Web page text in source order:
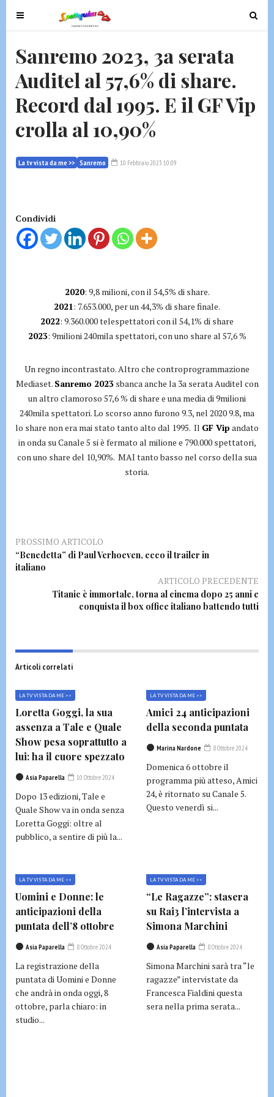
T
o
g
e
n
v
g
o
n
T
o
n
a
Sanremo 2023, 3a serata
Auditel al 57,6% di share.
Record dal 1995. E il GF Vip
crolla al 10,90%
La tv vista da me >> Sanremo 10 Febbraio 2023 10:09
Condividi
2020: 9,8 milioni, con il 54,5% di share.
2021: 7.653.000, per un 44,3% di share finale.
2022: 9.360.000 telespettatori con il 54,1% di share
2023: 9milioni 240mila spettatori, con uno share al 57,6 %
Un regno incontrastato. Altro che controprogrammazione
Mediaset. Sanremo 2023sbanca anche la 3a serata Auditel con
un altro clamoroso 57,6 % di share e una media di 9milioni
240mila spettatori. Lo scorso anno furono 9.3, nel 2020 9.8, ma
lo share non era mai stato tanto alto dal 1995. Il GF Vip andato
in onda su Canale 5 si è fermato al milione e 790.000 spettatori,
con uno share del 10,90%. MAI tanto basso nel corso della sua
storia.
PROSSIMO ARTICOLO
“Benedetta” di Paul Verhoeven, ecco il trailer in
italiano
ARTICOLO PRECEDENTE
Titanic è immortale, torna al cinema dopo 25 anni e
conquista il box office italiano battendo tutti
Articoli correlati
LA TV VISTA DA ME >>
Loretta Goggi, la sua
assenza a Tale e Quale
Show pesa soprattutto a
lui: ha il cuore spezzato
Asia Paparella 10 Ottobre 2024
Dopo 13 edizioni, Tale e
Quale Show va in onda senza
Loretta Goggi: oltre al
pubblico, a sentire di più la...
LA TV VISTA DA ME >>
Amici 24 anticipazioni
della seconda puntata
Marina Nardone 8 Ottobre 2024
Domenica 6 ottobre il
programma più atteso, Amici
24, è ritornato su Canale 5.
Questo venerdì si...
LA TV VISTA DA ME >>
Uomini e Donne: le
anticipazioni della
puntata dell’8 ottobre
Asia Paparella 8 Ottobre 2024
La registrazione della
puntata di Uomini e Donne
che andrà in onda oggi, 8
ottobre, parla chiaro: in
studio...
LA TV VISTA DA ME >>
“Le Ragazze”: stasera
su Rai3 l’intervista a
Simona Marchini
Asia Paparella 8 Ottobre 2024
Simona Marchini sarà tra “le
ragazze” intervistate da
Francesca Fialdini questa
sera nella prima serata...